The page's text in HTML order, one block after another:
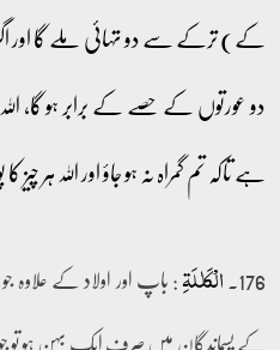
کے) ترکے سے دو تہائی ملے گا اور
دو عورتوں کے حصے کے برابر ہو گا،
ہے تاکہ تم گمراہ نہ ہو جاؤ اور اللہ ہر
176۔ الۡکَلٰلَۃِ: باپ اور اولاد کے